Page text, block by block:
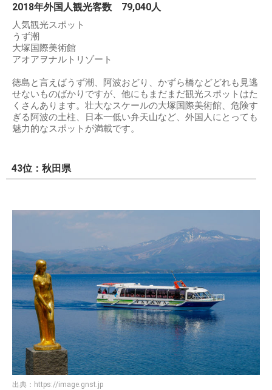
2018年外国人観光客数 79,040人
人気観光スポット
うず潮
大塚国際美術館
アオアヲナルトリゾート
徳島と言えばうず潮、阿波おどり、かずら橋などどれも見逃
せないものばかりですが、他にもまだまだ観光スポットはた
くさんあります。壮大なスケールの大塚国際美術館、危険す
ぎる阿波の土柱、日本一低い弁天山など、外国人にとっても
魅力的なスポットが満載です。
43位：秋田県
出典： https://image.gnst.jp